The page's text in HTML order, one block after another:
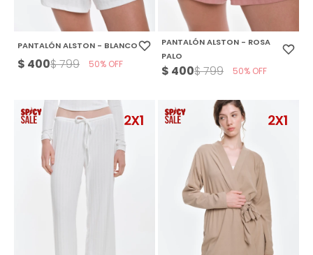
PANTALÓN ALSTON - BLANCO
$ 400$799 50
PANTALÓN ALSTON - ROSA
PALO
$ 400$799 50